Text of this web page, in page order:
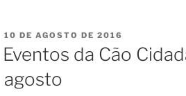
10 DE AGOSTO DE 2016
Eventos da Cão
agosto